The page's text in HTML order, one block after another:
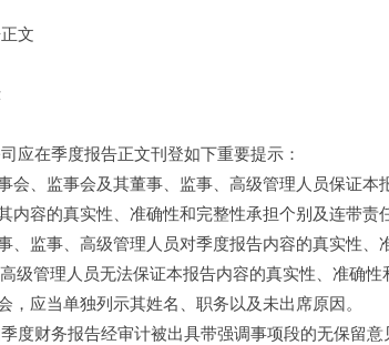
文
季度报告正文刊登如下重要提示：
监事会及其董事、监事、高级管理人员保证本
内容的真实性、准确性和完整性承担个别及连带责
事、高级管理人员对季度报告内容的真实性、准
级管理人员无法保证本报告内容的真实性、准确
，应当单独列示其姓名、职务以及未出席原因。
务报告经审计被出具带强调事项段的无保留意